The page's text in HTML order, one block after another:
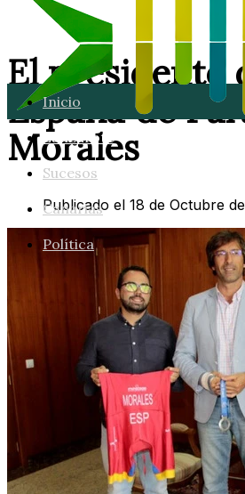
Inicio
Lanzarote
Sucesos
Canarias
Política
El presidente
España de
Morales
Publicado el 18 de Octubre